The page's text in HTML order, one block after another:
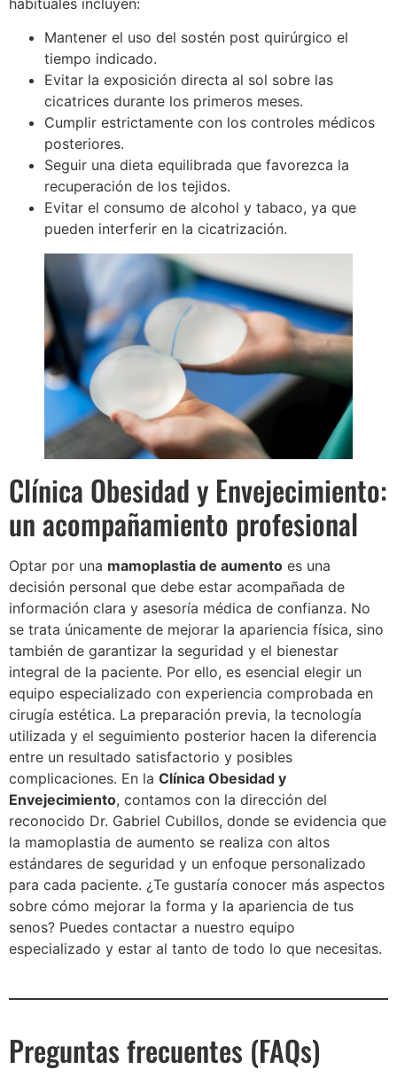
Mantener el uso del sostén post quirúrgico el
tiempo indicado.
Evitar la exposición directa al sol sobre las
cicatrices durante los primeros meses.
Cumplir estrictamente con los controles médicos
posteriores.
Seguir una dieta equilibrada que favorezca la
recuperación de los tejidos.
Evitar el consumo de alcohol y tabaco, ya que
pueden interferir en la cicatrización.
Clínica Obesidad y Envejecimiento:
un acompañamiento profesional
Optar por una mamoplastia de aumento es una
decisión personal que debe estar acompañada de
información clara y asesoría médica de confianza. No
se trata únicamente de mejorar la apariencia física, sino
también de garantizar la seguridad y el bienestar
integral de la paciente. Por ello, es esencial elegir un
equipo especializado con experiencia comprobada en
cirugía estética. La preparación previa, la tecnología
utilizada y el seguimiento posterior hacen la diferencia
entre un resultado satisfactorio y posibles
complicaciones. En la Clínica Obesidad y
Envejecimiento, contamos con la dirección del
reconocido Dr. Gabriel Cubillos, donde se evidencia que
la mamoplastia de aumento se realiza con altos
estándares de seguridad y un enfoque personalizado
para cada paciente. ¿Te gustaría conocer más aspectos
sobre cómo mejorar la forma y la apariencia de tus
senos? Puedes contactar a nuestro equipo
especializado y estar al tanto de todo lo que necesitas.
Preguntas frecuentes (FAQs)